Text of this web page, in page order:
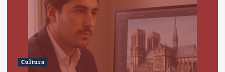
Cultura